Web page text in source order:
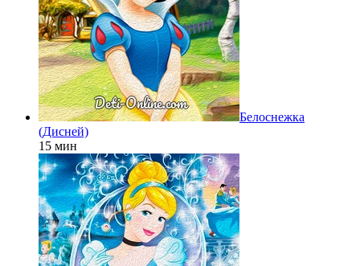
Белоснежка
(Дисней)
15 мин